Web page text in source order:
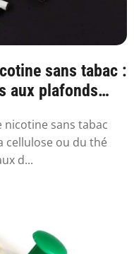
sans tabac :
aux plafonds
nicotine sans tabac
cellulose ou du thé
d...